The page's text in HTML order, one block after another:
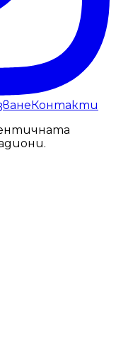
Контакти